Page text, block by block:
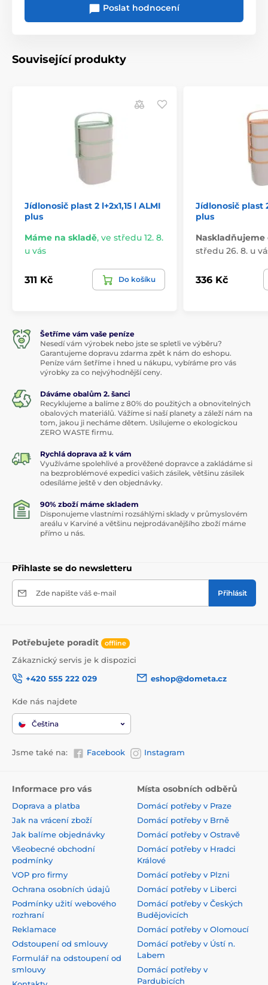
Poslat hodnocení
Související produkty
Jídlonosič plast 2 l+2x1,15 l ALMI
plus
Máme na skladě, ve středu 12. 8.
u vás
311 Kč Do košíku
Jídlonosič plast
plus
Naskladňujeme
středu 26. 8. u
336 Kč
Šetříme vám vaše peníze
Nesedí vám výrobek nebo jste se spletli ve výběru?
Garantujeme dopravu zdarma zpět k nám do eshopu.
Peníze vám šetříme i hned u nákupu, vybíráme pro vás
výrobky za co nejvýhodnější ceny.
Dáváme obalům 2. šanci
Recyklujeme a balíme z 80% do použitých a obnovitelných
obalových materiálů. Vážíme si naší planety a záleží nám na
tom, jakou ji necháme dětem. Usilujeme o ekologickou
ZERO WASTE firmu.
Rychlá doprava až k vám
Využíváme spolehlivé a prověžené dopravce a zakládáme si
na bezproblémové expedici vašich zásilek, většinu zásilek
odesíláme ještě v den objednávky.
90% zboží máme skladem
Disponujeme vlastními rozsáhlými sklady v průmyslovém
areálu v Karviné a většinu nejprodávanějšího zboží máme
přímo u nás.
Přihlaste se do newsletteru
Zde napište váš e-mail Přihlásit
Potřebujete poradit offline
Zákaznický servis je k dispozici
+420 555 222 029
eshop@dometa.cz
Kde nás najdete
Čeština
Jsme také na: Facebook Instagram
Informace pro vás
Doprava a platba
Jak na vrácení zboží
Jak balíme objednávky
Všeobecné obchodní
podmínky
VOP pro firmy
Ochrana osobních údajů
Podmínky užití webového
rozhraní
Reklamace
Odstoupení od smlouvy
Formulář na odstoupení od
smlouvy
Místa osobních odběrů
Domácí potřeby v Praze
Domácí potřeby v Brně
Domácí potřeby v Ostravě
Domácí potřeby v Hradci
Králové
Domácí potřeby v Plzni
Domácí potřeby v Liberci
Domácí potřeby v Českých
Budějovicích
Domácí potřeby v Olomoucí
Domácí potřeby v Ústí n.
Labem
Domácí potřeby v
Pardubicích